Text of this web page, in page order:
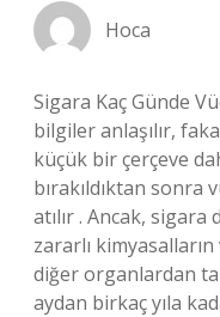
Hoca
Sigara Kaç Günde
bilgiler anlaşılır,
küçük bir çerçeve
bırakıldıktan sonra
atılır . Ancak,
zararlı
diğer organlardan
aydan birkaç yıla